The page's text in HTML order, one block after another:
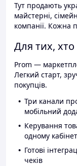
Тут продають
майстерні,
компанії. Кожна
Для тих,
Prom —
Легкий старт,
покупців.
Три канали
мобільний
Керування
одному
Готові
чеків